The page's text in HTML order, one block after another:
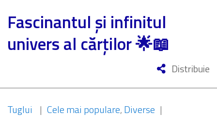
Fascinantul și infinitul
univers al cărților 🌟📖
Distribuie
Tuglui | Cele mai populare,Diverse |